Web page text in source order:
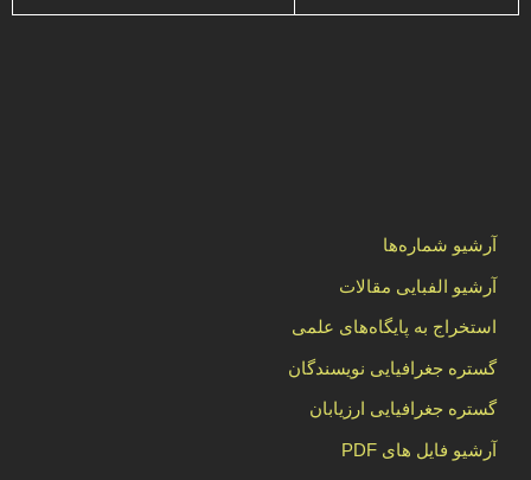
آرشیو شماره‌ها
آرشیو الفبایی مقالات
استخراج به پایگاه‌های علمی
گستره جغرافیایی نویسندگان
گستره جغرافیایی ارزیابان
آرشیو فایل های PDF